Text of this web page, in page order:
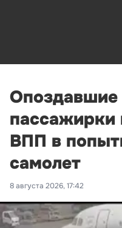
Опоздавшие
ВПП в
самолет
8 августа 2026, 17:42